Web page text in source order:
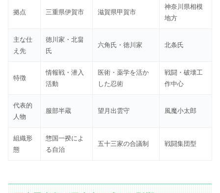
拠点 三重県伊賀市 滋賀県甲賀市
神奈川県相模
地方
主な仕
え先
徳川家・北畠
氏
六角氏・徳川家 北条氏
特徴
情報戦・潜入
活動
医術・薬学を活か
した忍術
戦闘・破壊工
作中心
代表的
人物
服部半蔵 望月出雲守 風魔小太郎
組織形
態
惣国一揆によ
る自治
五十三家の合議制 戦闘集団型